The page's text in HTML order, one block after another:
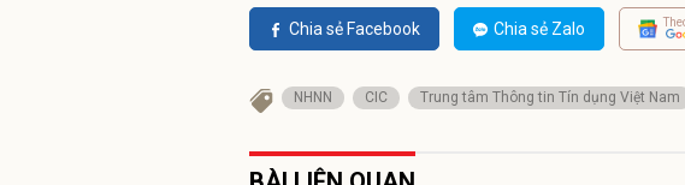
Chia sẻ Facebook Chia sẻ Zalo
NHNN CIC Trung tâm Thông tin Tín dụng Việt Nam